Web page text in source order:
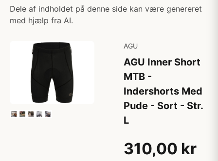
Dele af indholdet på denne side kan være genereret
med hjælp fra AI.
AGU
AGU Inner Short
MTB -
Indershorts Med
Pude - Sort - Str.
L
310,00 kr